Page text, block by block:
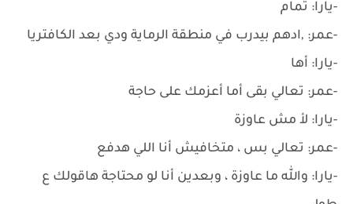
-يارا: تمام
-عمر: ,ادهم بيدرب في منطقة الرماية ودي بعد الكافتريا
-يارا: أها
-عمر: تعالي بقى أما أعزمك على حاجة
-يارا: لأ مش عاوزة
-عمر: تعالي بس ، متخافيش أنا اللي هدفع
-يارا: والله ما عاوزة ، وبعدين أنا لو محتاجة هاقولك ع